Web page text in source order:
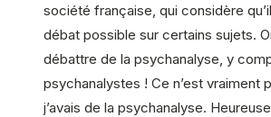
société française, qui considère
débat possible sur certains sujets.
débattre de la psychanalyse, y
psychanalystes ! Ce n’est vraiment
j’avais de la psychanalyse.